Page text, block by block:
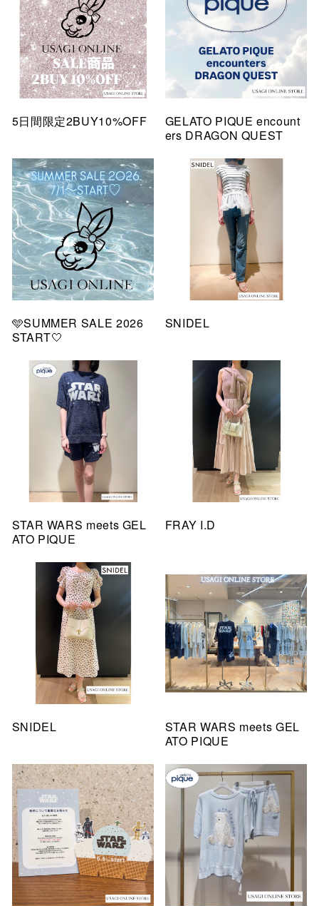
5日間限定2BUY10%OFF
GELATO PIQUE encount
ers DRAGON QUEST
🩵SUMMER SALE 2026
START🤍
SNIDEL
STAR WARS meets GEL
ATO PIQUE
FRAY I.D
SNIDEL
STAR WARS meets GEL
ATO PIQUE